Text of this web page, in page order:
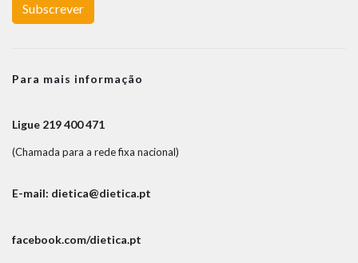
Subscrever
Para mais informação
Ligue 219 400 471
(Chamada para a rede fixa nacional)
E-mail: dietica@dietica.pt
facebook.com/dietica.pt